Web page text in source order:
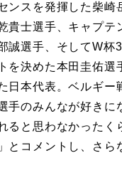
ンスを発揮した柴崎
貴士選手、キャプテ
誠選手、そしてW杯
を決めた本田圭佑
日本代表。ベルギー
手のみんなが好きに
ると思わなかったく
とコメントし、さら